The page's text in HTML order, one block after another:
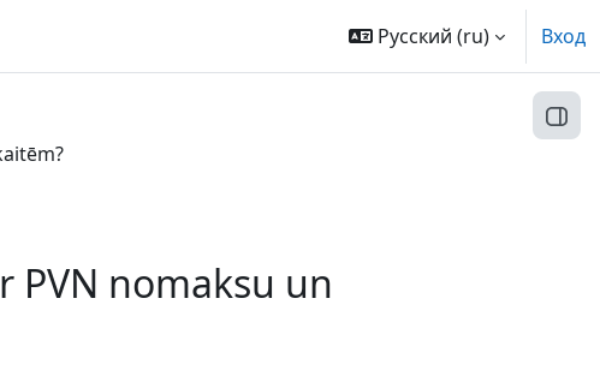
Русский ‎(ru)‎ Вход
PVN nomaksu un